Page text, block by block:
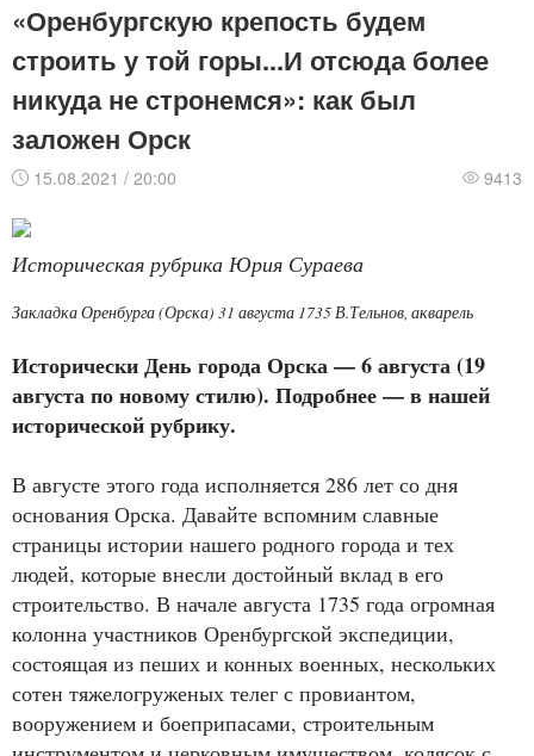
«Оренбургскую крепость будем
строить у той горы...И отсюда более
никуда не стронемся»: как был
заложен Орск
15.08.2021 / 20:00 9413
Историческая рубрика Юрия Сураева
Закладка Оренбурга (Орска) 31 августа 1735 В.Тельнов, акварель
Исторически День города Орска — 6 августа (19
августа по новому стилю). Подробнее — в нашей
исторической рубрику.
В августе этого года исполняется 286 лет со дня
основания Орска. Давайте вспомним славные
страницы истории нашего родного города и тех
людей, которые внесли достойный вклад в его
строительство. В начале августа 1735 года огромная
колонна участников Оренбургской экспедиции,
состоящая из пеших и конных военных, нескольких
сотен тяжелогруженых телег с провиантом,
вооружением и боеприпасами, строительным